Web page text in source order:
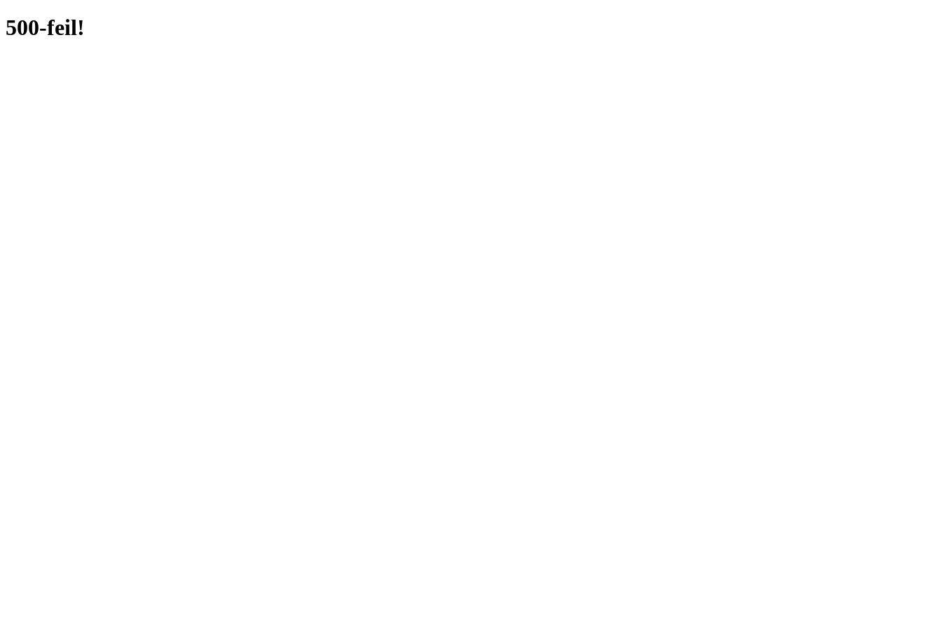
500-feil!